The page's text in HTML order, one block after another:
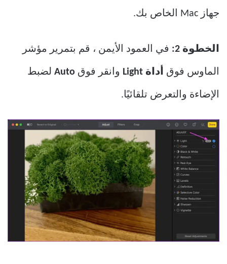
جهاز Mac الخاص بك.
الخطوة 2: في العمود الأيمن ، قم بتمرير مؤشر
الماوس فوق أداة Light وانقر فوق Auto لضبط
الإضاءة والتعرض تلقائيًا.